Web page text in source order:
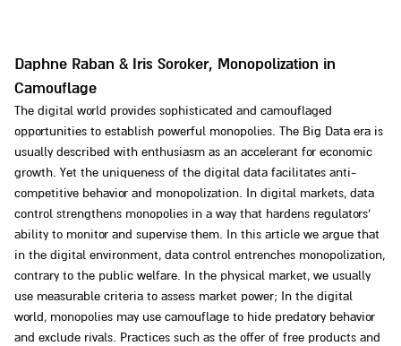
Daphne Raban & Iris Soroker, Monopolization in
Camouflage
The digital world provides sophisticated and camouflaged
opportunities to establish powerful monopolies. The Big Data era is
usually described with enthusiasm as an accelerant for economic
growth. Yet the uniqueness of the digital data facilitates anti-
competitive behavior and monopolization. In digital markets, data
control strengthens monopolies in a way that hardens regulators’
ability to monitor and supervise them. In this article we argue that
in the digital environment, data control entrenches monopolization,
contrary to the public welfare. In the physical market, we usually
use measurable criteria to assess market power; In the digital
world, monopolies may use camouflage to hide predatory behavior
and exclude rivals. Practices such as the offer of free products and